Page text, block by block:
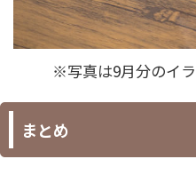
※写真は9月分のイ
まとめ